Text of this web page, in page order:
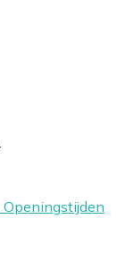
Openingstijden